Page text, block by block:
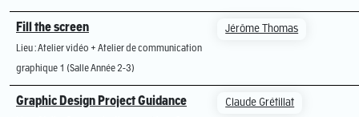
Fill the screen
Lieu : Atelier vidéo + Atelier de communication
graphique 1 (Salle Année 2-3)
Jérôme Thomas
Graphic Design Project Guidance Claude Grétillat